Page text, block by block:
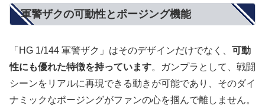
軍警ザクの可動性とポージング機能
「HG 1/144 軍警ザク」はそのデザインだけでなく、 可動
性にも優れた特徴を持っています。ガンプラとして、戦闘
シーンをリアルに再現できる動きが可能であり、そのダイ
ナミックなポージングがファンの心を掴んで離しません。